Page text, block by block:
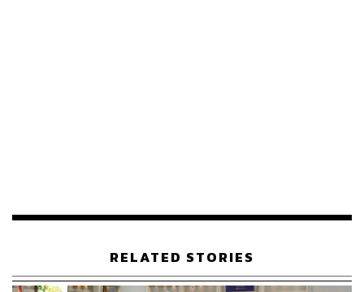
ประชาชน เรื่อง ‘สนใจเรื่องนายกรัฐมนตรีเศรษฐาเยือนต่าง
เกี่ยวกับประเด็นที่สนใจจากข่าวการเดินทางเยือนต่างประเทศ
และความพอใจในบทบาท/ผลงานของนายกฯ ในช่วง 2 เดือน
RELATED STORIES